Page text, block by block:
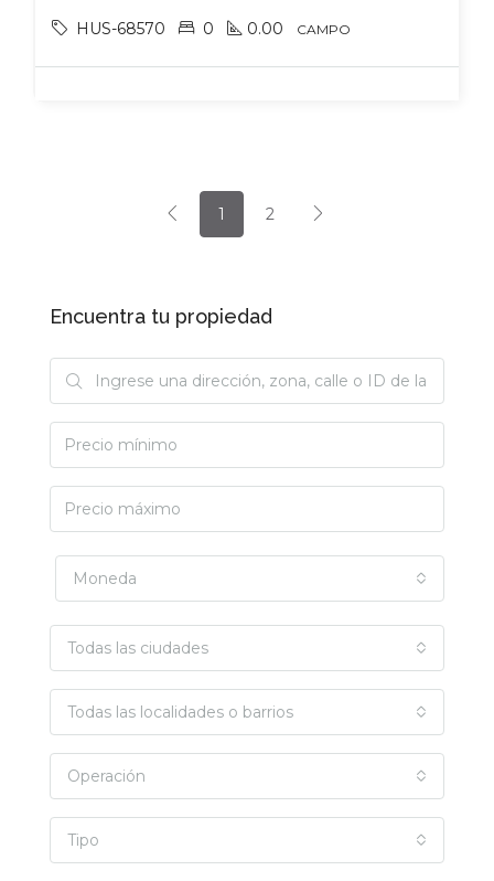
HUS-68570 0 0.00 CAMPO
1 2
Encuentra tu propiedad
Moneda
Todas las ciudades
Todas las localidades o barrios
Operación
Tipo